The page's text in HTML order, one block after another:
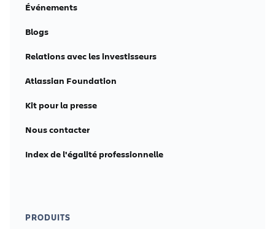
Événements
Blogs
Relations avec les investisseurs
Atlassian Foundation
Kit pour la presse
Nous contacter
Index de l'égalité professionnelle
PRODUITS